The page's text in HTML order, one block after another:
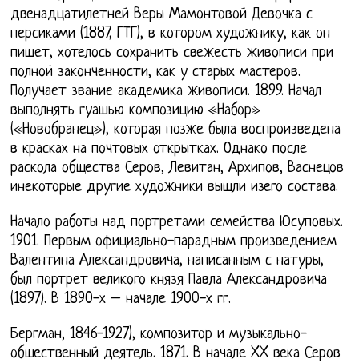
двенадцатилетней Веры Мамонтовой Девочка с
персиками (1887, ГТГ), в котором художнику, как он
пишет, хотелось сохранить свежесть живописи при
полной законченности, как у старых мастеров.
Получает звание академика живописи. 1899. Начал
выполнять гуашью композицию «Набор»
(«Новобранец»), которая позже была воспроизведена
в красках на почтовых открытках. Однако после
раскола общества Серов, Левитан, Архипов, Васнецов
инекоторые другие художники вышли изего состава.
Начало работы над портретами семейства Юсуповых.
1901. Первым официально-парадным произведением
Валентина Александровича, написанным с натуры,
был портрет великого князя Павла Александровича
(1897). В 1890-х – начале 1900-х гг.
Бергман, 1846-1927), композитор и музыкально-
общественный деятель. 1871. В начале XX века Серов